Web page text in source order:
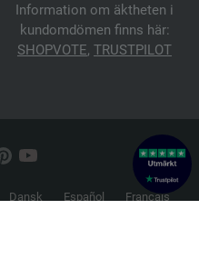
Information om äktheten i
kundomdömen finns här:
SHOPVOTE, TRUSTPILOT
Dansk Español
Français